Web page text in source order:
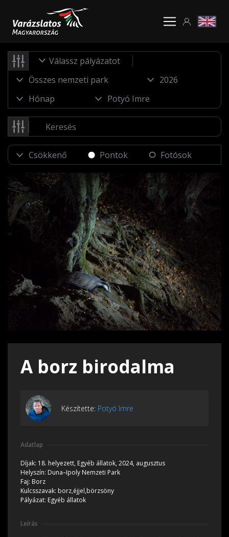
Válassz pályázatot
Pontok Fotósok
A borz birodalma
Készítette: Potyó Imre
Adatlap
Díjak: 18. helyezett, Egyéb állatok, 2024, augusztus
Helyszín: Duna–Ipoly Nemzeti Park
Faj: Borz
Kulcsszavak: borz,éjjel,börzsöny
Pályázat: Egyéb állatok
Leírás